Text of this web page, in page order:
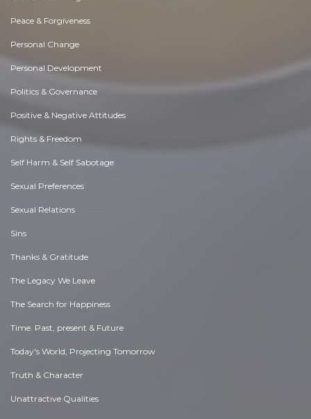
Peace & Forgiveness
Personal Change
Personal Development
Politics & Governance
Positive & Negative Attitudes
Rights & Freedom
Self Harm & Self Sabotage
Sexual Preferences
Sexual Relations
Sins
Thanks & Gratitude
The Legacy We Leave
The Search for Happiness
Time. Past, present & Future
Today's World, Projecting Tomorrow
Truth & Character
Unattractive Qualities